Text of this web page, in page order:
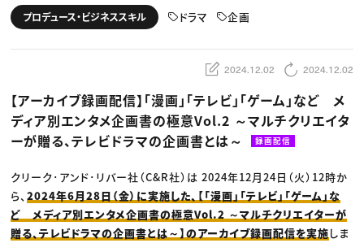
動画配信・映像制作
編集・ライティング
ディレクション
TOP Creator’s コラム トップ
Webクリエイター
ゲームクリエイター
クリエイターインタビュー
C＆R Magazine
セミナー
ニュース・トレンド トップ
Web
映像
ゲーム・エンタメ
広告
CREATIVE VILLAGEからのお知らせ
プロフェッショナル×つながる×メディア
プロデュース・ビジネススキル ドラマ 企画
2024.12.02 2024.12.02
【アーカイブ録画配信】「漫画」「テレビ」「ゲーム」など メ
ディア別エンタメ企画書の極意Vol.2 ～マルチクリエイタ
ーが贈る、テレビドラマの企画書とは～
録画配信
クリーク･アンド･リバー社（C&R社）は 2024年12月24日（火）12時か
ら、2024年6月28日（金）に実施した、【「漫画」「テレビ」「ゲーム」な
ど メディア別エンタメ企画書の極意Vol.2 ～マルチクリエイターが
贈る、テレビドラマの企画書とは～】のアーカイブ録画配信を実施しま